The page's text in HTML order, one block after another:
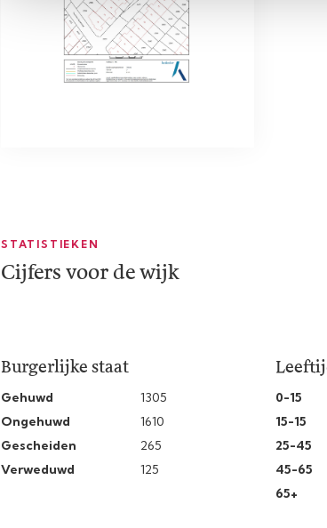
STATISTIEKEN
Cijfers voor de wijk
Burgerlijke staat
Gehuwd
1305
Ongehuwd
1610
Gescheiden
265
Verweduwd
125
0-15
15-15
25-45
45-65
65+